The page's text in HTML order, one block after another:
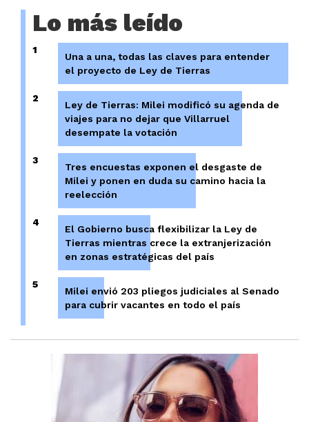
Lo más leído
1
Una a una, todas las claves para entender
el proyecto de Ley de Tierras
2
Ley de Tierras: Milei modificó su agenda de
viajes para no dejar que Villarruel
desempate la votación
3
Tres encuestas exponen el desgaste de
Milei y ponen en duda su camino hacia la
reelección
4
El Gobierno busca flexibilizar la Ley de
Tierras mientras crece la extranjerización
en zonas estratégicas del país
5
Milei envió 203 pliegos judiciales al Senado
para cubrir vacantes en todo el país